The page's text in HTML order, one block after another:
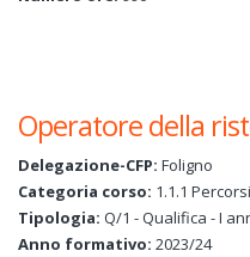
Operatore della
Delegazione-CFP: Foligno
Categoria corso: 1.1.1
Tipologia: Q/1 - Qualifica - I
Anno formativo: 2023/24